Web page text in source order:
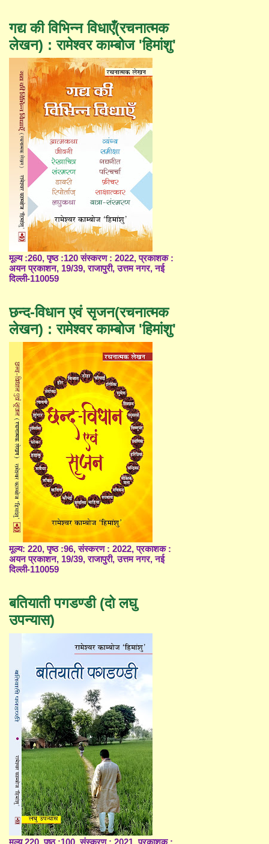
गद्य की विभिन्न विधाएँ(रचनात्मक
लेखन) : रामेश्वर काम्बोज 'हिमांशु'
मूल्य :260, पृष्ठ :120 संस्करण : 2022, प्रकाशक :
अयन प्रकाशन, 19/39, राजापुरी, उत्तम नगर, नई
दिल्ली-110059
छन्द-विधान एवं सृजन(रचनात्मक
लेखन) : रामेश्वर काम्बोज 'हिमांशु'
मूल्य: 220, पृष्ठ :96, संस्करण : 2022, प्रकाशक :
अयन प्रकाशन, 19/39, राजापुरी, उत्तम नगर, नई
दिल्ली-110059
बतियाती पगडण्डी (दो लघु
उपन्यास)